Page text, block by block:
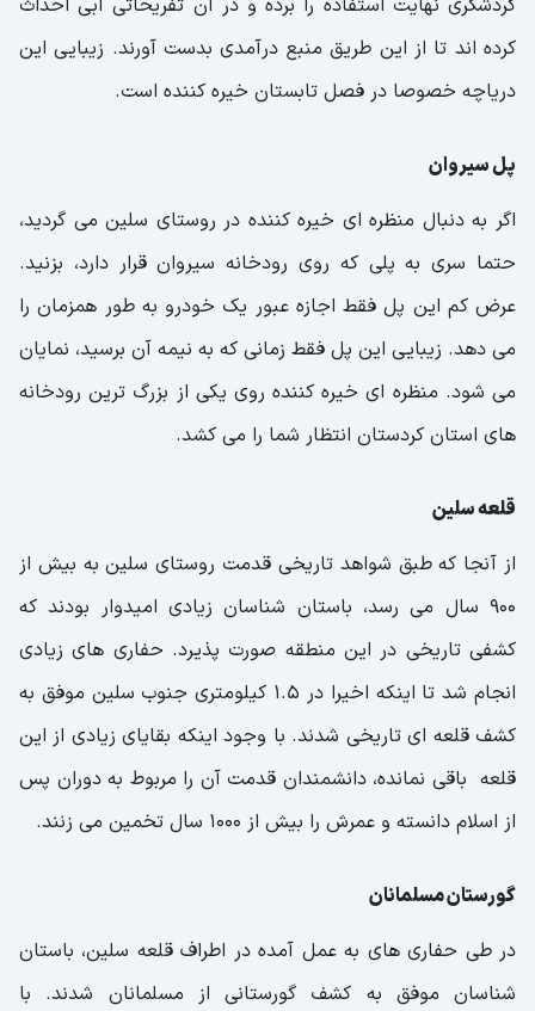
گردشگری نهایت استفاده را برده و در آن تفریحاتی آبی احداث
کرده اند تا از این طریق منبع درآمدی بدست آورند. زیبایی این
دریاچه خصوصا در فصل تابستان خیره کننده است.
پل سیروان
اگر به دنبال منظره ای خیره کننده در روستای سلین می گردید،
حتما سری به پلی که روی رودخانه سیروان قرار دارد، بزنید.
عرض کم این پل فقط اجازه عبور یک خودرو به طور همزمان را
می دهد. زیبایی این پل فقط زمانی که به نیمه آن برسید، نمایان
می شود. منظره ای خیره کننده روی یکی از بزرگ ترین رودخانه
های استان کردستان انتظار شما را می کشد.
قلعه سلین
از آنجا که طبق شواهد تاریخی قدمت روستای سلین به بیش از
900 سال می رسد، باستان شناسان زیادی امیدوار بودند که
کشفی تاریخی در این منطقه صورت پذیرد. حفاری های زیادی
انجام شد تا اینکه اخیرا در 1.5 کیلومتری جنوب سلین موفق به
کشف قلعه ای تاریخی شدند. با وجود اینکه بقایای زیادی از این
قلعه باقی نمانده، دانشمندان قدمت آن را مربوط به دوران پس
از اسلام دانسته و عمرش را بیش از 1000 سال تخمین می زنند.
گورستان مسلمانان
در طی حفاری های به عمل آمده در اطراف قلعه سلین، باستان
شناسان موفق به کشف گورستانی از مسلمانان شدند. با